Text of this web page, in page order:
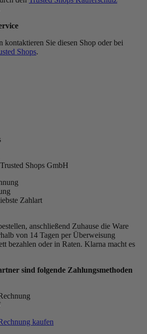
kontaktieren Sie diesen Shop oder bei
Shops.
Shops GmbH
Zahlart
anschließend Zuhause die Ware
von 14 Tagen per Überweisung
bezahlen oder in Raten. Klarna macht es
sind folgende Zahlungsmethoden
kaufen